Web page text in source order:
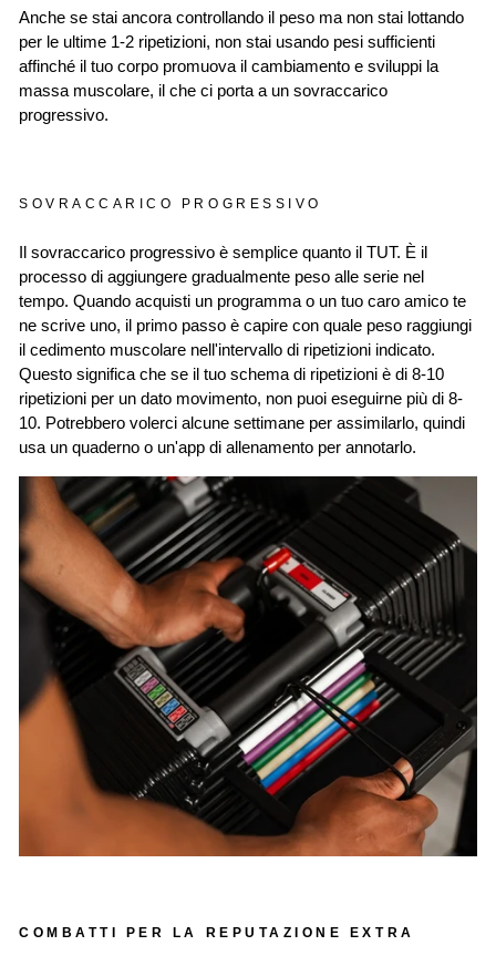
Anche se stai ancora controllando il peso ma non stai lottando
per le ultime 1-2 ripetizioni, non stai usando pesi sufficienti
affinché il tuo corpo promuova il cambiamento e sviluppi la
massa muscolare, il che ci porta a un sovraccarico
progressivo.
SOVRACCARICO PROGRESSIVO
Il sovraccarico progressivo è semplice quanto il TUT. È il
processo di aggiungere gradualmente peso alle serie nel
tempo. Quando acquisti un programma o un tuo caro amico te
ne scrive uno, il primo passo è capire con quale peso raggiungi
il cedimento muscolare nell'intervallo di ripetizioni indicato.
Questo significa che se il tuo schema di ripetizioni è di 8-10
ripetizioni per un dato movimento, non puoi eseguirne più di 8-
10. Potrebbero volerci alcune settimane per assimilarlo, quindi
usa un quaderno o un'app di allenamento per annotarlo.
COMBATTI PER LA REPUTAZIONE EXTRA